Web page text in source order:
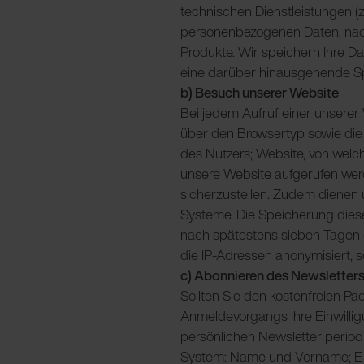
technischen Dienstleistungen
personenbezogenen Daten,
Produkte. Wir speichern Ihre
eine darüber hinausgehende
b) Besuch unserer Website
Bei jedem Aufruf einer
über den Browsertyp sowie
des Nutzers; Website, von
unsere Website aufgerufen
sicherzustellen. Zudem
Systeme. Die Speicherung
nach spätestens sieben
die IP-Adressen anonymisiert,
c) Abonnieren des Newsletters
Sollten Sie den kostenfreien
Anmeldevorgangs Ihre
persönlichen Newsletter
System: Name und Vorname;